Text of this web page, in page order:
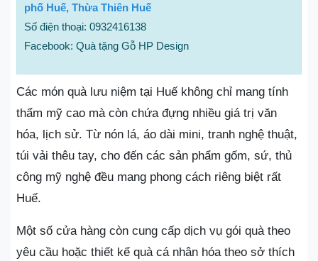
phố Huế, Thừa Thiên Huế
Số điện thoại: 0932416138
Facebook: Quà tặng Gỗ HP Design
Các món quà lưu niệm tại Huế không chỉ mang tính
thẩm mỹ cao mà còn chứa đựng nhiều giá trị văn
hóa, lịch sử. Từ nón lá, áo dài mini, tranh nghệ thuật,
túi vải thêu tay, cho đến các sản phẩm gốm, sứ, thủ
công mỹ nghệ đều mang phong cách riêng biệt rất
Huế.
Một số cửa hàng còn cung cấp dịch vụ gói quà theo
yêu cầu hoặc thiết kế quà cá nhân hóa theo sở thích